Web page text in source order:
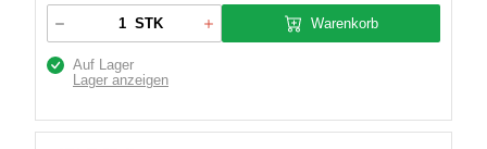
STK Warenkorb
Auf Lager
Lager anzeigen